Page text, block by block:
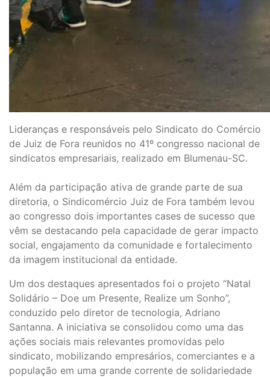
Lideranças e responsáveis pelo Sindicato do Comércio
de Juiz de Fora reunidos no 41º congresso nacional de
sindicatos empresariais, realizado em Blumenau-SC.
Além da participação ativa de grande parte de sua
diretoria, o Sindicomércio Juiz de Fora também levou
ao congresso dois importantes cases de sucesso que
vêm se destacando pela capacidade de gerar impacto
social, engajamento da comunidade e fortalecimento
da imagem institucional da entidade.
Um dos destaques apresentados foi o projeto “Natal
Solidário – Doe um Presente, Realize um Sonho”,
conduzido pelo diretor de tecnologia, Adriano
Santanna. A iniciativa se consolidou como uma das
ações sociais mais relevantes promovidas pelo
sindicato, mobilizando empresários, comerciantes e a
população em uma grande corrente de solidariedade